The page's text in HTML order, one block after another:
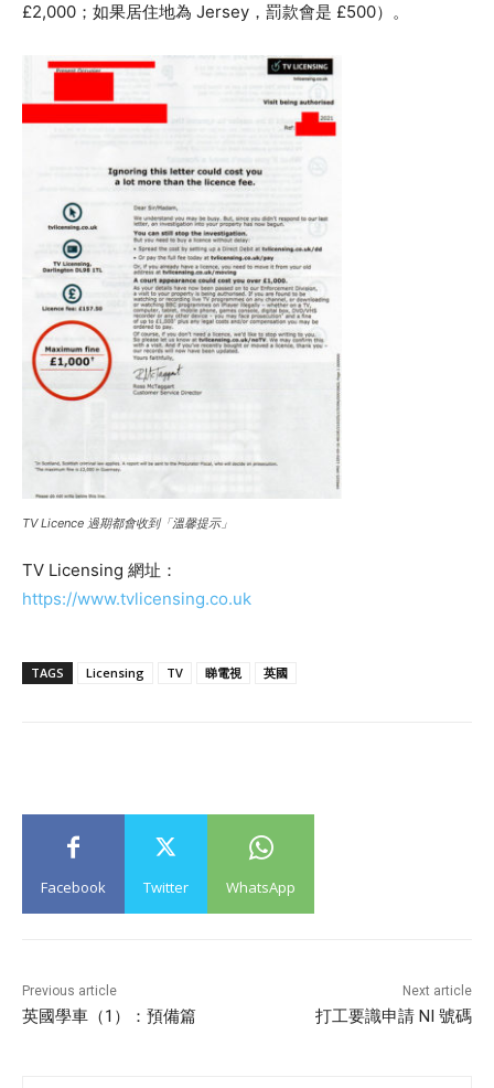
£2,000；如果居住地為 Jersey，罰款會是 £500）。
TV Licence 過期都會收到「溫馨提示」
TV Licensing 網址：
https://www.tvlicensing.co.uk
TAGS Licensing TV 睇電視 英國
Facebook Twitter WhatsApp
Previous article
英國學車（1）：預備篇
Next article
打工要識申請 NI 號碼